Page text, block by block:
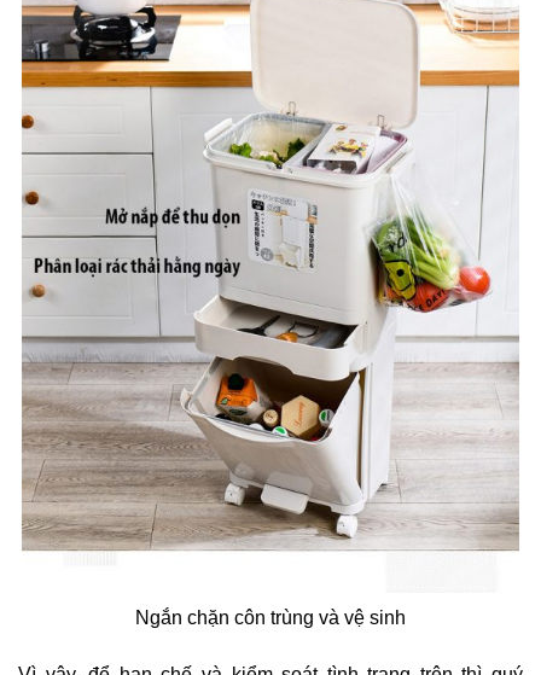
Ngắn chặn côn trùng và vệ sinh